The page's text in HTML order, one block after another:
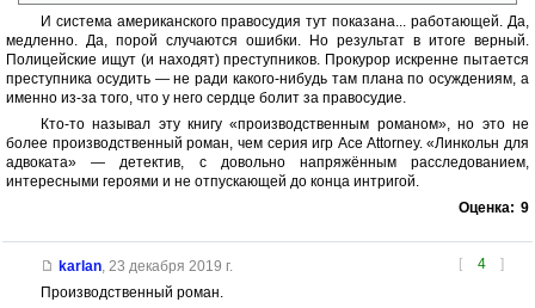
И система американского правосудия тут показана... работающей. Да,
медленно. Да, порой случаются ошибки. Но результат в итоге верный.
Полицейские ищут (и находят) преступников. Прокурор искренне пытается
преступника осудить — не ради какого-нибудь там плана по осуждениям, а
именно из-за того, что у него сердце болит за правосудие.
Кто-то называл эту книгу «производственным романом», но это не
более производственный роман, чем серия игр Ace Attorney. «Линкольн для
адвоката» — детектив, с довольно напряжённым расследованием,
интересными героями и не отпускающей до конца интригой.
Оценка: 9
[ 4 ]
karlan, 23 декабря 2019 г.
Производственный роман.